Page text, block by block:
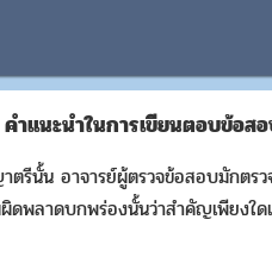
คำแนะนำในการเขียนตอบข้อส
น อาจารย์ผู้ตรวจข้อสอบมักตร
ดพลาดบกพร่องนั้นว่าสำคัญเพียง